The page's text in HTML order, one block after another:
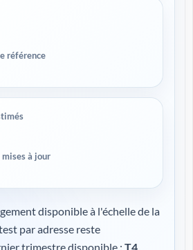
référence
à jour
disponible à l'échelle de la
par adresse reste
trimestre disponible : T4